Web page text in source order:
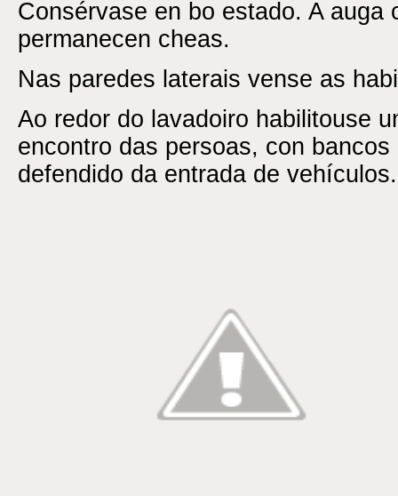
Consérvase en bo estado. A auga
permanecen cheas.
Nas paredes laterais vense as
Ao redor do lavadoiro habilitouse
encontro das persoas, con
defendido da entrada de vehículos.